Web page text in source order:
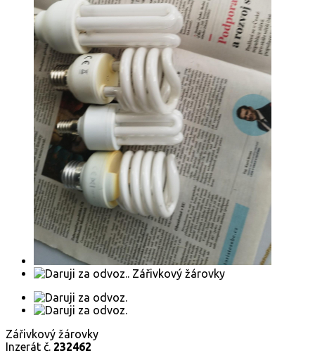
Zářivkový žárovky
Inzerát č. 232462